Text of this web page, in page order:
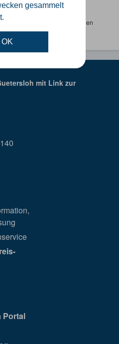
gesammelt
OK
Wenden Sie sich bitte an einen
guetersloh.de
Portal